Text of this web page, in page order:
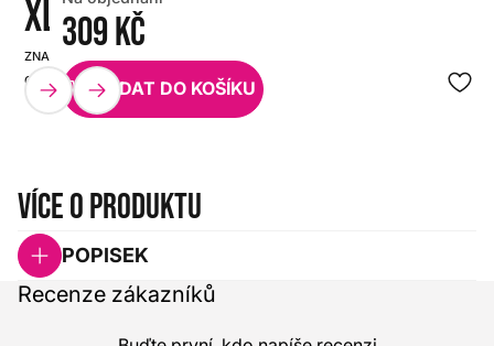
XL
ZNAČKA:
GRAVITYHX0000000099342
309 Kč
PŘIDAT DO KOŠÍKU
Více o produktu
POPISEK
Recenze zákazníků